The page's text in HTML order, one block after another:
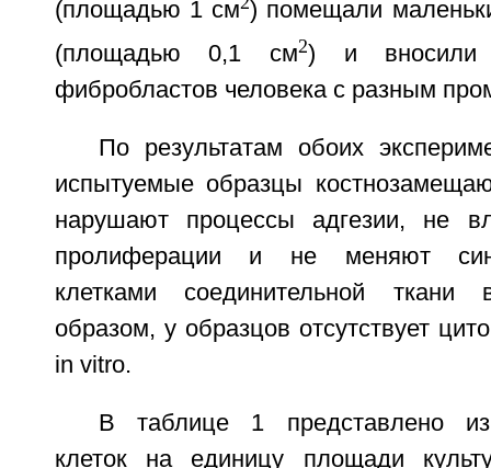
(площадью 1 см ) помещали
(площадью 0,1 см2) и вносили
фибробластов человека с разным
По результатам обоих
испытуемые образцы
нарушают процессы адгезии, не
пролиферации и не меняют
клетками соединительной ткани
образом, у образцов отсутствует
in vitro.
В таблице 1 представлено
клеток на единицу площади